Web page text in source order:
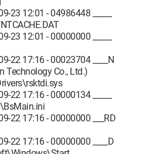
23 12:01 - 04986448 _____
23 12:01 - 00000000 _____
22 17:16 - 00023704 ____N
Technology Co., Ltd.)
22 17:16 - 00000134 _____
22 17:16 - 00000000 ___RD
22 17:16 - 00000000 ____D